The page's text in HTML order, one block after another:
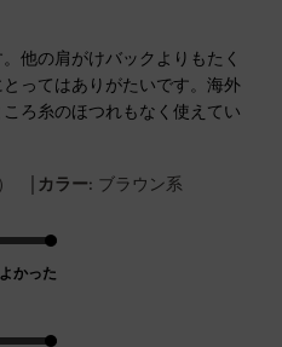
他の肩がけバックよりもたく
ってはありがたいです。海外
ろ糸のほつれもなく使えてい
| カラー: ブラウン系
かった